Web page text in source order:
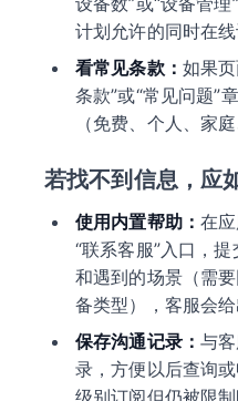
计划允许的同时在线
看常见条款： 如果
条款”或“常见问题”
（免费、个人、家
若找不到信息，应
使用内置帮助：在
“联系客服”入口，
和遇到的场景（需
备类型），客服会给
保存沟通记录：与
录，方便以后查询